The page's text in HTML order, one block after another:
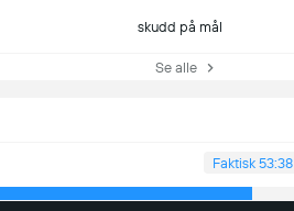
skudd på mål
Se alle
Faktisk 53:38